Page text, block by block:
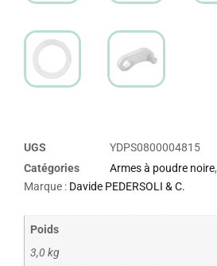
UGS
YDPS0800004815
Catégories
Armes à poudre noire,
Marque : Davide PEDERSOLI & C.
Poids
3,0 kg